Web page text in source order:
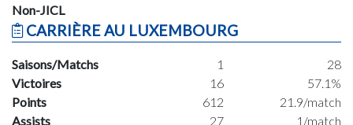
Non-JICL
CARRIÈRE AU LUXEMBOURG
Saisons/Matchs 1
28
Victoires
16
57.1%
Points
612
21.9/match
Assists
27
1/match